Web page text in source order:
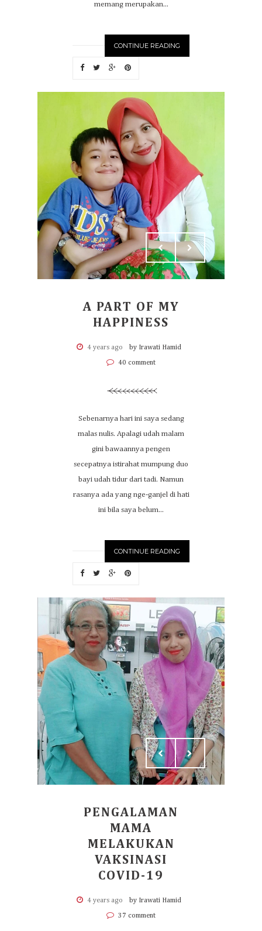
memang merupakan...
CONTINUE READING
A PART OF MY
HAPPINESS
4 years ago by Irawati Hamid
40 comment
Sebenarnya hari ini saya sedang
malas nulis. Apalagi udah malam
gini bawaannya pengen
secepatnya istirahat mumpung duo
bayi udah tidur dari tadi. Namun
rasanya ada yang nge-ganjel di hati
ini bila saya belum...
CONTINUE READING
PENGALAMAN
MAMA
MELAKUKAN
VAKSINASI
COVID-19
4 years ago by Irawati Hamid
37 comment